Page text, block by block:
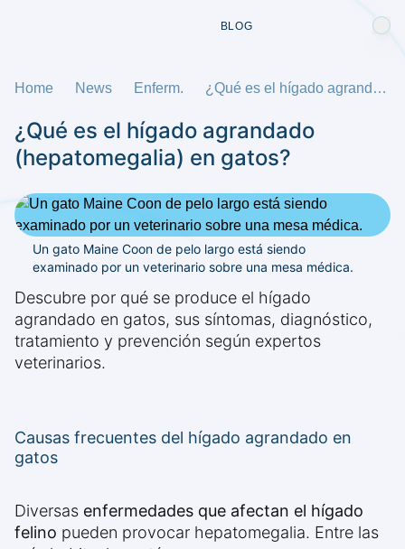
BLOG
Home News Enferm. ¿Qué es el hígado agrandado (hepatomegalia) en gatos?
¿Qué es el hígado agrandado
(hepatomegalia) en gatos?
Un gato Maine Coon de pelo largo está siendo
examinado por un veterinario sobre una mesa médica.
Descubre por qué se produce el hígado
agrandado en gatos, sus síntomas, diagnóstico,
tratamiento y prevención según expertos
veterinarios.
Causas frecuentes del hígado agrandado en
gatos
Diversas enfermedades que afectan el hígado
felino pueden provocar hepatomegalia. Entre las